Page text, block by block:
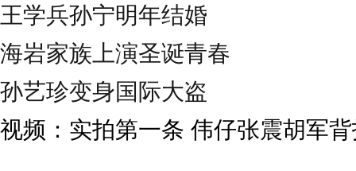
王学兵孙宁明年结婚
海岩家族上演圣诞青春
孙艺珍变身国际大盗
视频：实拍第一条 伟仔张震胡军